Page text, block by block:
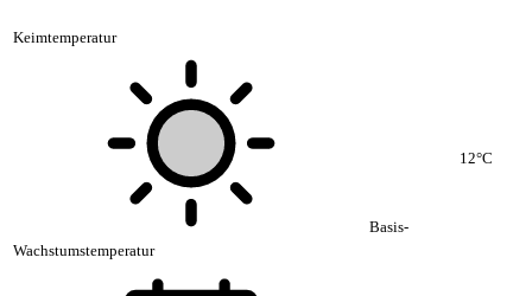
Keimtemperatur
Basis-
Wachstumstemperatur
12°C